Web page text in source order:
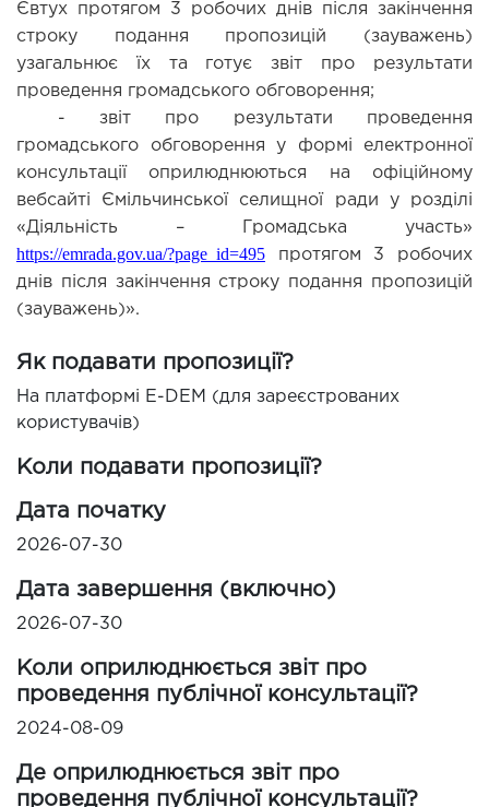
Євтух протягом 3 робочих днів після закінчення
строку подання пропозицій (зауважень)
узагальнює їх та готує звіт про результати
проведення громадського обговорення;
- звіт про результати проведення
громадського обговорення у формі електронної
консультації оприлюднюються на офіційному
вебсайті Ємільчинської селищної ради у розділі
«Діяльність – Громадська участь»
https://emrada.gov.ua/?page_id=495 протягом 3 робочих
днів після закінчення строку подання пропозицій
(зауважень)».
Як подавати пропозиції?
На платформі E-DEM (для зареєстрованих
користувачів)
Коли подавати пропозиції?
Дата початку
2026-07-30
Дата завершення (включно)
2026-07-30
Коли оприлюднюється звіт про
проведення публічної консультації?
2024-08-09
Де оприлюднюється звіт про
проведення публічної консультації?